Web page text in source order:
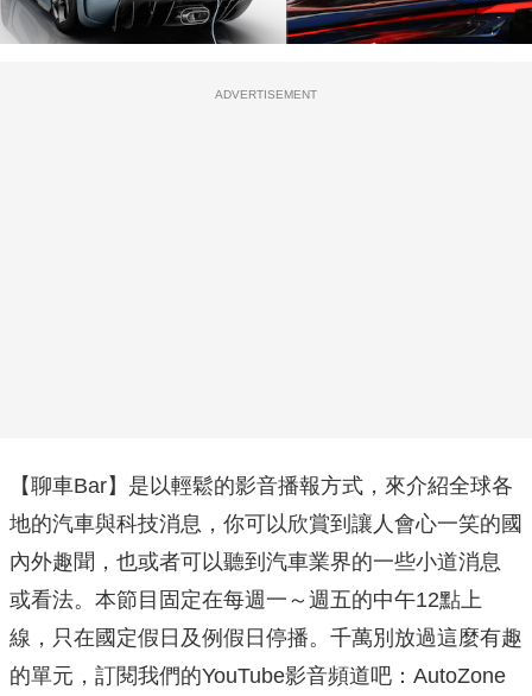
ADVERTISEMENT
【聊車Bar】是以輕鬆的影音播報方式，來介紹全球各
地的汽車與科技消息，你可以欣賞到讓人會心一笑的國
內外趣聞，也或者可以聽到汽車業界的一些小道消息
或看法。本節目固定在每週一～週五的中午12點上
線，只在國定假日及例假日停播。千萬別放過這麼有趣
的單元，訂閱我們的YouTube影音頻道吧：AutoZone